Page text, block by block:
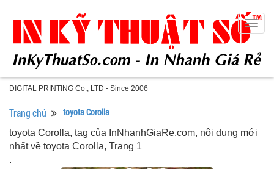
DIGITAL PRINTING Co., LTD - Since 2006
Trang chủ toyota Corolla
toyota Corolla, tag của InNhanhGiaRe.com, nội dung mới
nhất về toyota Corolla, Trang 1
.